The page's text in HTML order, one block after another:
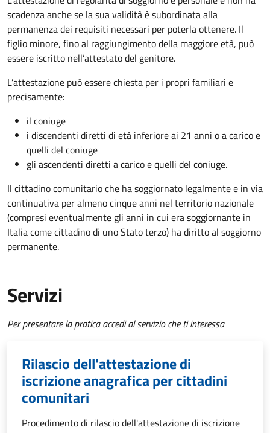
scadenza anche se la sua validità è subordinata alla
permanenza dei requisiti necessari per poterla ottenere. Il
figlio minore, fino al raggiungimento della maggiore età, può
essere iscritto nell’attestato del genitore.
L’attestazione può essere chiesta per i propri familiari e
precisamente:
il coniuge
i discendenti diretti di età inferiore ai 21 anni o a carico e
quelli del coniuge
gli ascendenti diretti a carico e quelli del coniuge.
Il cittadino comunitario che ha soggiornato legalmente e in via
continuativa per almeno cinque anni nel territorio nazionale
(compresi eventualmente gli anni in cui era soggiornante in
Italia come cittadino di uno Stato terzo) ha diritto al soggiorno
permanente.
Servizi
Per presentare la pratica accedi al servizio che ti interessa
Rilascio dell'attestazione di
iscrizione anagrafica per cittadini
comunitari
Procedimento di rilascio dell'attestazione di iscrizione